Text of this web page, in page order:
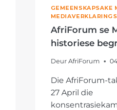
GEMEENSKAPSAKE
MEDIAVERKLARINGS
AfriForum se
historiese
Deur AfriForum
Die AfriForum-
27 April die